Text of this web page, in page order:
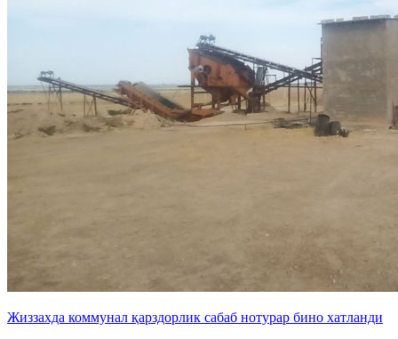
Жиззахда коммунал қарздорлик сабаб нотурар бино хатланди